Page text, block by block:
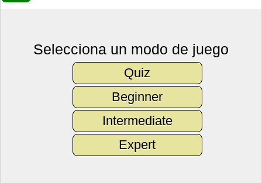
Selecciona un modo de juego
Quiz
Beginner
Intermediate
Expert